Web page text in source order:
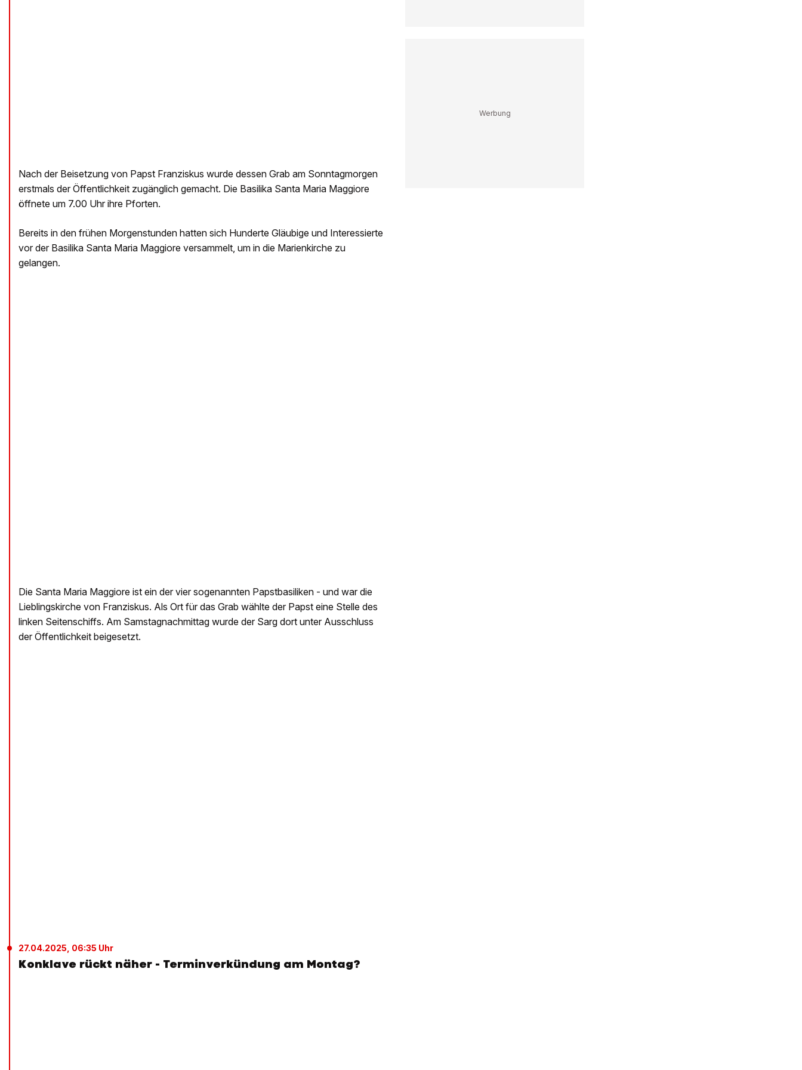
Nach der Beisetzung von Papst Franziskus wurde dessen Grab am Sonntagmorgen
erstmals der Öffentlichkeit zugänglich gemacht. Die Basilika Santa Maria Maggiore
öffnete um 7.00 Uhr ihre Pforten.
Bereits in den frühen Morgenstunden hatten sich Hunderte Gläubige und Interessierte
vor der Basilika Santa Maria Maggiore versammelt, um in die Marienkirche zu
gelangen.
Die Santa Maria Maggiore ist ein der vier sogenannten Papstbasiliken - und war die
Lieblingskirche von Franziskus. Als Ort für das Grab wählte der Papst eine Stelle des
linken Seitenschiffs. Am Samstagnachmittag wurde der Sarg dort unter Ausschluss
der Öffentlichkeit beigesetzt.
27.04.2025, 06:35 Uhr
Konklave rückt näher - Terminverkündung am Montag?